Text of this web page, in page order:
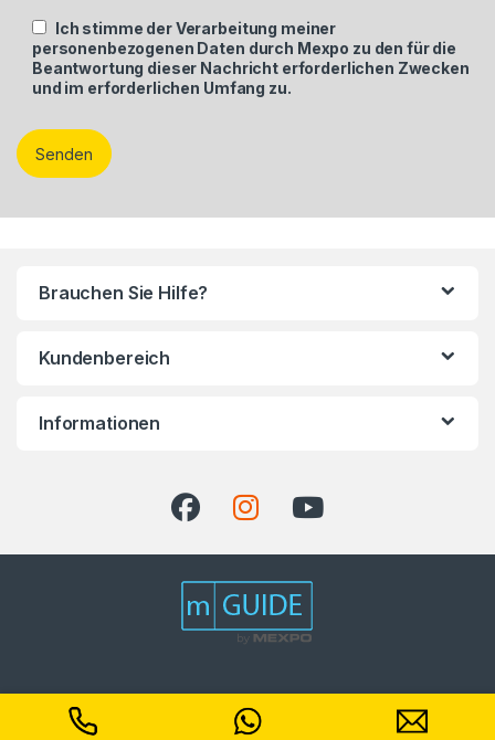
Ich stimme der Verarbeitung meiner
personenbezogenen Daten durch Mexpo zu den für die
Beantwortung dieser Nachricht erforderlichen Zwecken
und im erforderlichen Umfang zu.
Brauchen Sie Hilfe?
Kundenbereich
Informationen